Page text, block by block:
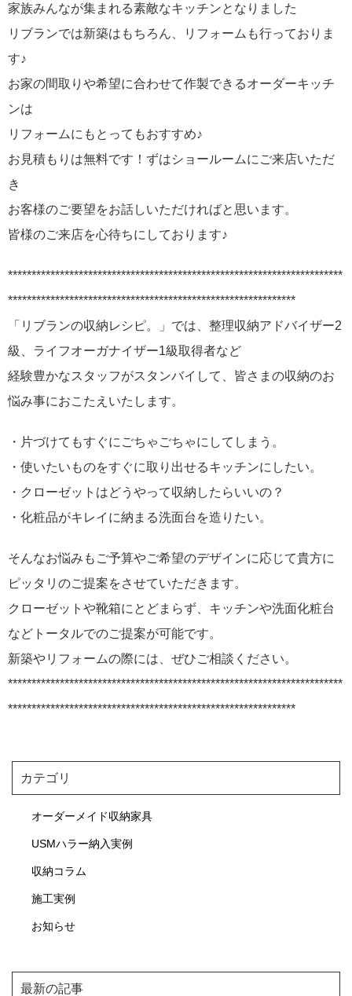
家族みんなが集まれる素敵なキッチンとなりました
リブランでは新築はもちろん、リフォームも行っておりま
す♪
お家の間取りや希望に合わせて作製できるオーダーキッチ
ンは
リフォームにもとってもおすすめ♪
お見積もりは無料です！ずはショールームにご来店いただ
き
お客様のご要望をお話しいただければと思います。
皆様のご来店を心待ちにしております♪
***********************************************************************
*************************************************************
「リブランの収納レシピ。」では、整理収納アドバイザー2
級、ライフオーガナイザー1級取得者など
経験豊かなスタッフがスタンバイして、皆さまの収納のお
悩み事におこたえいたします。
・片づけてもすぐにごちゃごちゃにしてしまう。
・使いたいものをすぐに取り出せるキッチンにしたい。
・クローゼットはどうやって収納したらいいの？
・化粧品がキレイに納まる洗面台を造りたい。
そんなお悩みもご予算やご希望のデザインに応じて貴方に
ピッタリのご提案をさせていただきます。
クローゼットや靴箱にとどまらず、キッチンや洗面化粧台
などトータルでのご提案が可能です。
新築やリフォームの際には、ぜひご相談ください。
***********************************************************************
*************************************************************
カテゴリ
オーダーメイド収納家具
USMハラー納入実例
収納コラム
施工実例
お知らせ
最新の記事